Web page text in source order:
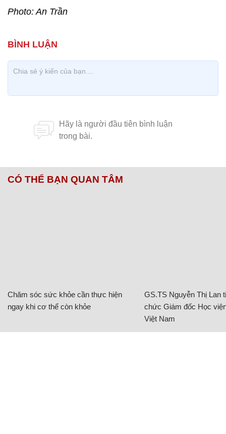
Photo: An Trần
CÓ THỂ BẠN QUAN TÂM
Chăm sóc sức khỏe cần thực hiện
ngay khi cơ thể còn khỏe
GS.TS Nguyễn Thị Lan
chức Giám đốc Học
Việt Nam